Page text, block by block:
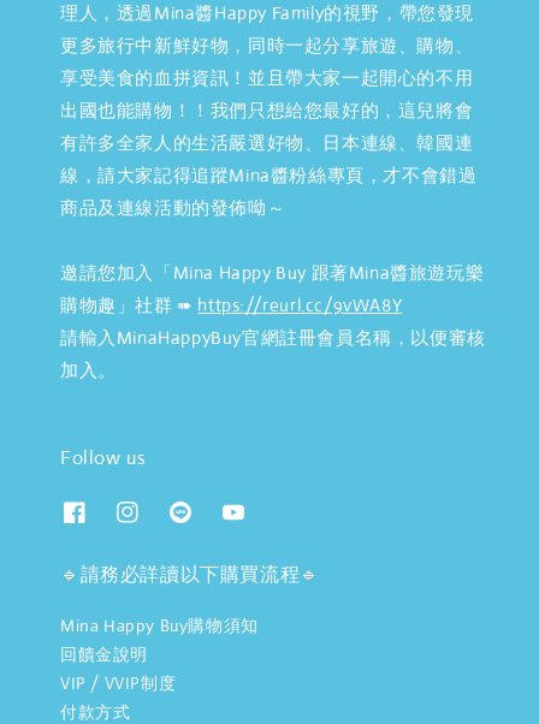
理人，透過Mina醬Happy Family的視野，帶您發現
更多旅行中新鮮好物，同時一起分享旅遊、購物、
享受美食的血拼資訊！並且帶大家一起開心的不用
出國也能購物！！我們只想給您最好的，這兒將會
有許多全家人的生活嚴選好物、日本連線、韓國連
線，請大家記得追蹤Mina醬粉絲專頁，才不會錯過
商品及連線活動的發佈呦～
邀請您加入「Mina Happy Buy 跟著Mina醬旅遊玩樂
購物趣」社群 ➠ https://reurl.cc/9vWA8Y
請輸入MinaHappyBuy官網註冊會員名稱，以便審核
加入。
Follow us
🔹請務必詳讀以下購買流程🔹
Mina Happy Buy購物須知
回饋金說明
VIP / VVIP制度
付款方式